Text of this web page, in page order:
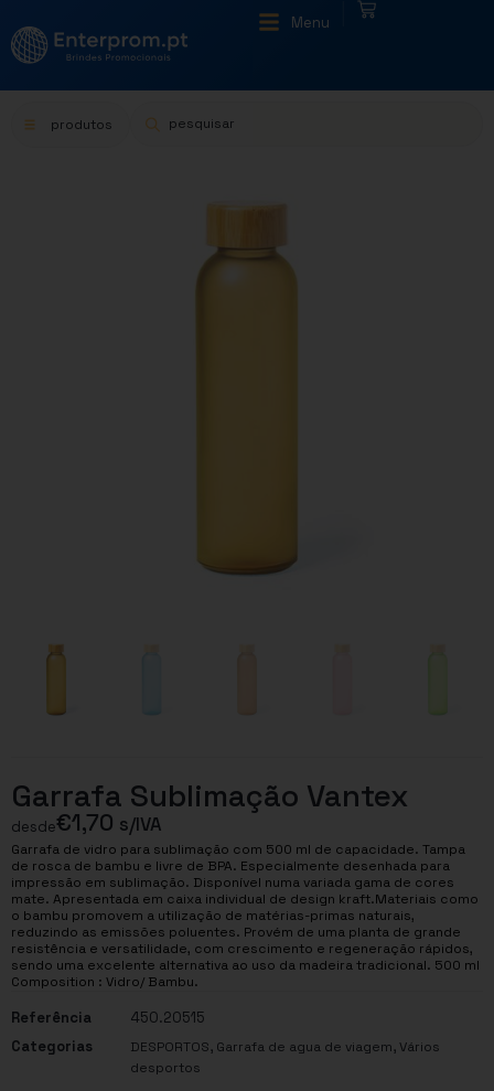
Menu
produtos
Garrafa Sublimação Vantex
desde€1,70 s/IVA
Garrafa de vidro para sublimação com 500 ml de capacidade. Tampa
de rosca de bambu e livre de BPA. Especialmente desenhada para
impressão em sublimação. Disponível numa variada gama de cores
mate. Apresentada em caixa individual de design kraft.Materiais como
o bambu promovem a utilização de matérias-primas naturais,
reduzindo as emissões poluentes. Provém de uma planta de grande
resistência e versatilidade, com crescimento e regeneração rápidos,
sendo uma excelente alternativa ao uso da madeira tradicional. 500 ml
Composition : Vidro/ Bambu.
Referência
450.20515
Categorias
DESPORTOS, Garrafa de agua de viagem,Vários
desportos